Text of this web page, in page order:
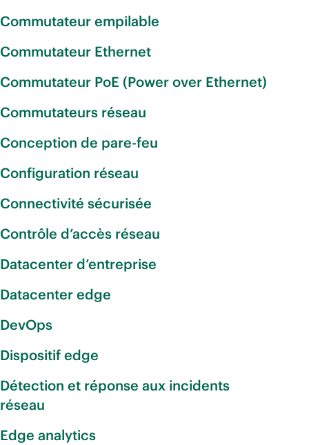
Commutateur empilable
Commutateur Ethernet
Commutateur PoE (Power over Ethernet)
Commutateurs réseau
Conception de pare-feu
Configuration réseau
Connectivité sécurisée
Contrôle d’accès réseau
Datacenter d’entreprise
Datacenter edge
DevOps
Dispositif edge
Détection et réponse aux incidents
réseau
Edge analytics